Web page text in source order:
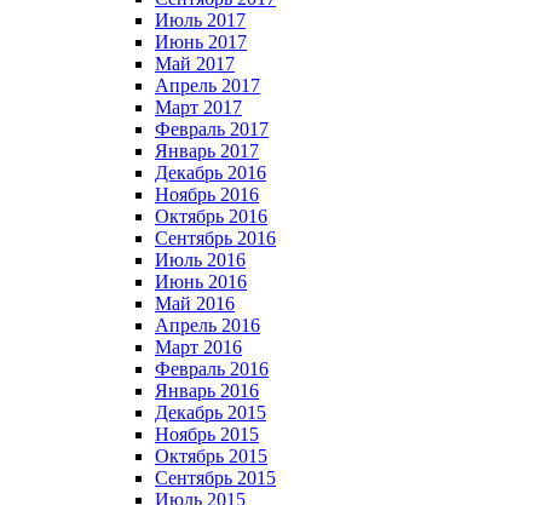
Июль 2017
Июнь 2017
Май 2017
Апрель 2017
Март 2017
Февраль 2017
Январь 2017
Декабрь 2016
Ноябрь 2016
Октябрь 2016
Сентябрь 2016
Июль 2016
Июнь 2016
Май 2016
Апрель 2016
Март 2016
Февраль 2016
Январь 2016
Декабрь 2015
Ноябрь 2015
Октябрь 2015
Сентябрь 2015
Июль 2015